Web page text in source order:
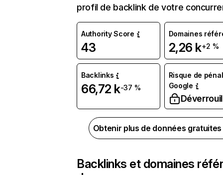
profil de backlink de votre
Authority Score
43
Domaines
2,26 k+2 %
Backlinks
66,72 k-37 %
Risque de
Google
Obtenir plus de données
Backlinks et domaines